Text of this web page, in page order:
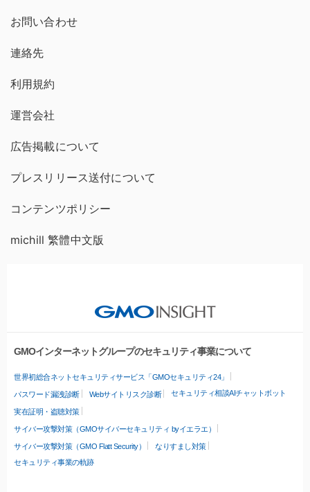
お問い合わせ
連絡先
利用規約
運営会社
広告掲載について
プレスリリース送付について
コンテンツポリシー
michill 繁體中文版
GMOインターネットグループのセキュリティ事業について
世界初総合ネットセキュリティサービス「GMOセキュリティ24」
パスワード漏洩診断 Webサイトリスク診断 セキュリティ相談AIチャットボット
実在証明・盗聴対策
サイバー攻撃対策（GMOサイバーセキュリティ byイエラエ）
サイバー攻撃対策（GMO Flatt Security）
なりすまし対策
セキュリティ事業の軌跡